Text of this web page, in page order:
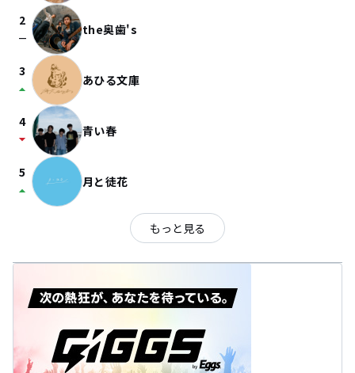
2
check_indeterminate_small the奥歯's
3
arrow_drop_up あひる文庫
4
arrow_drop_down 青い春
5
arrow_drop_up 月と徒花
もっと見る